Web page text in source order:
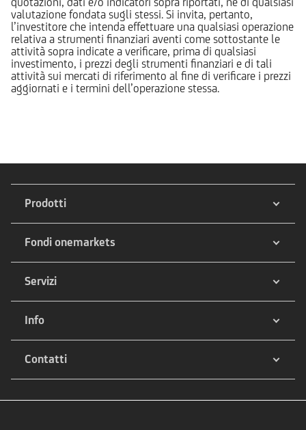
valutazione fondata sugli stessi. Si invita, pertanto,
l’investitore che intenda effettuare una qualsiasi operazione
relativa a strumenti finanziari aventi come sottostante le
attività sopra indicate a verificare, prima di qualsiasi
investimento, i prezzi degli strumenti finanziari e di tali
attività sui mercati di riferimento al fine di verificare i prezzi
aggiornati e i termini dell’operazione stessa.
Prodotti
Fondi onemarkets
Servizi
Info
Contatti